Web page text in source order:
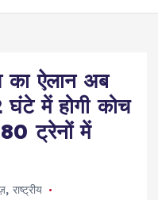
का ऐलान अब
में होगी कोच
ट्रेनों में
, राष्ट्रीय